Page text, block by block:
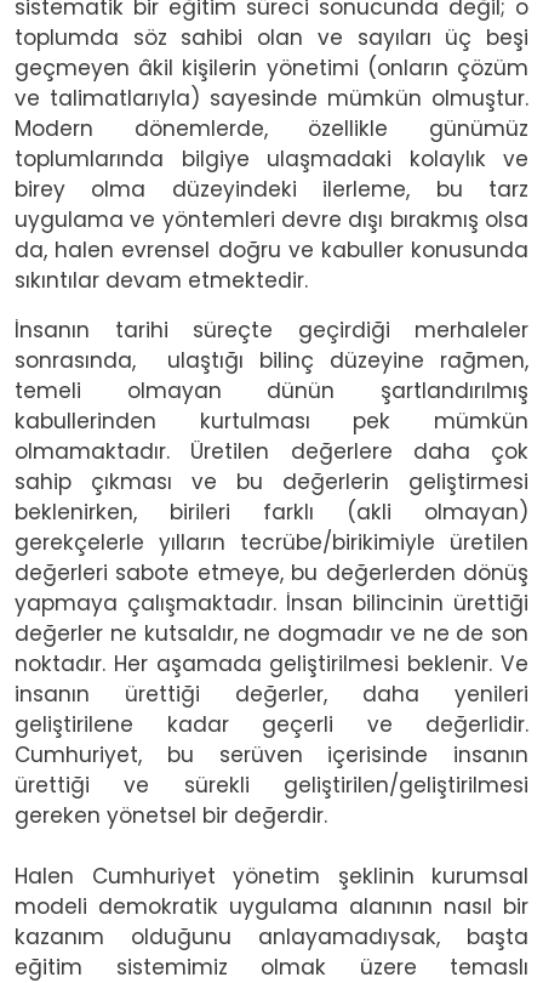
sistematik bir eğitim süreci sonucunda değil; o
toplumda söz sahibi olan ve sayıları üç beşi
geçmeyen âkil kişilerin yönetimi (onların çözüm
ve talimatlarıyla) sayesinde mümkün olmuştur.
Modern dönemlerde, özellikle günümüz
toplumlarında bilgiye ulaşmadaki kolaylık ve
birey olma düzeyindeki ilerleme, bu tarz
uygulama ve yöntemleri devre dışı bırakmış olsa
da, halen evrensel doğru ve kabuller konusunda
sıkıntılar devam etmektedir.
İnsanın tarihi süreçte geçirdiği merhaleler
sonrasında, ulaştığı bilinç düzeyine rağmen,
temeli olmayan dünün şartlandırılmış
kabullerinden kurtulması pek mümkün
olmamaktadır. Üretilen değerlere daha çok
sahip çıkması ve bu değerlerin geliştirmesi
beklenirken, birileri farklı (akli olmayan)
gerekçelerle yılların tecrübe/birikimiyle üretilen
değerleri sabote etmeye, bu değerlerden dönüş
yapmaya çalışmaktadır. İnsan bilincinin ürettiği
değerler ne kutsaldır, ne dogmadır ve ne de son
noktadır. Her aşamada geliştirilmesi beklenir. Ve
insanın ürettiği değerler, daha yenileri
geliştirilene kadar geçerli ve değerlidir.
Cumhuriyet, bu serüven içerisinde insanın
ürettiği ve sürekli geliştirilen/geliştirilmesi
gereken yönetsel bir değerdir.
Halen Cumhuriyet yönetim şeklinin kurumsal
modeli demokratik uygulama alanının nasıl bir
kazanım olduğunu anlayamadıysak, başta
eğitim sistemimiz olmak üzere temaslı